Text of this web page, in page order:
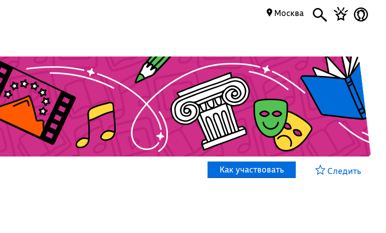
Москва
Как участвовать Следить